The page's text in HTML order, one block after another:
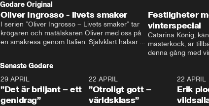
Godare Original
Oliver Ingrosso - livets smaker
I serien ”Oliver Ingrosso – Livets smaker” tar
krögaren och matälskaren Oliver med oss på
en smakresa genom Italien. Självklart hälsar
Festligheter
vinterspecial
Catarina König,
mästerkock, är
denna gång med
Senaste Godare
0:50
29 APRIL
”Det är briljant – ett
genidrag”
1:00
22 APRIL
”Otroligt gott –
världsklass”
22 APRIL
Erik